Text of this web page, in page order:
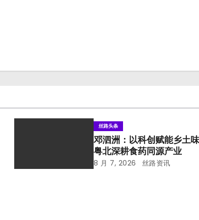
丝路头条
邓泗洲：以科创赋能乡土
粤北深耕食药同源产业
8 月 7, 2026 丝路资讯